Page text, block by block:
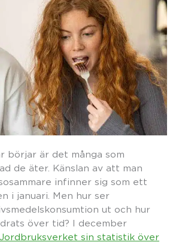
börjar är det många som
de äter. Känslan av att man
infinner sig som ett
i januari. Men hur ser
ut och hur
över tid? I december
Jordbruksverket sin statistik över